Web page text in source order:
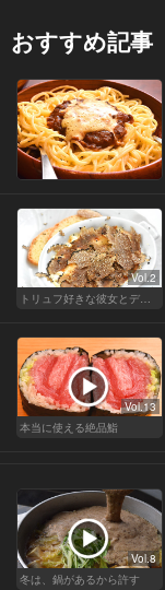
おすすめ記事
Vol.2
トリュフ好きな彼女とデートにおすすめ！東京の人気店
Vol.13
本当に使える絶品鮨
Vol.8
冬は、鍋があるから許す